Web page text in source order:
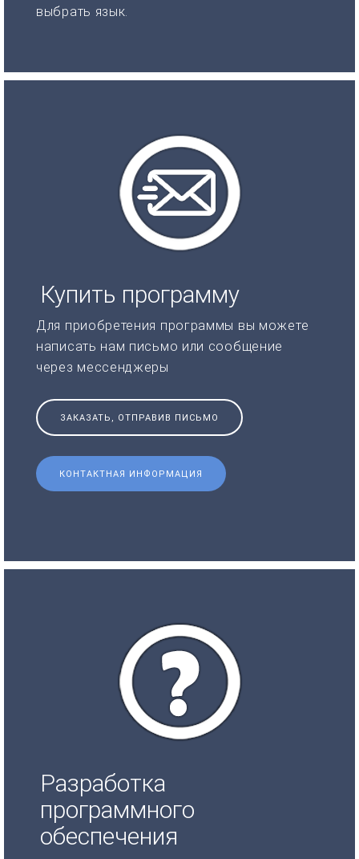
выбрать язык.
Купить программу
Для приобретения программы вы можете
написать нам письмо или сообщение
через мессенджеры
ЗАКАЗАТЬ, ОТПРАВИВ ПИСЬМО
КОНТАКТНАЯ ИНФОРМАЦИЯ
Разработка
программного
обеспечения